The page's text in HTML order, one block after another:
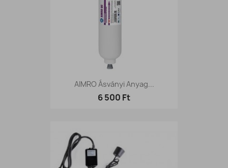
AIMRO Ásványi Anyag...
6 500 Ft